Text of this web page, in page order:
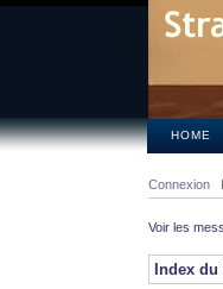
HOME
Connexion
Voir les
Index